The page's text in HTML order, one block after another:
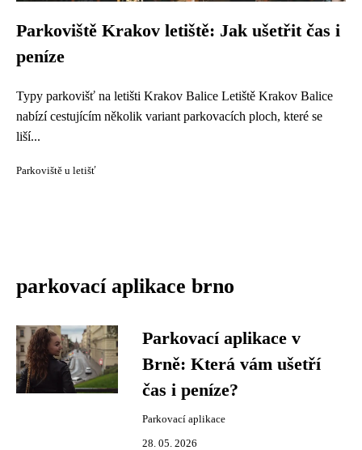
Parkoviště Krakov letiště: Jak ušetřit čas i
peníze
Typy parkovišť na letišti Krakov Balice Letiště Krakov Balice
nabízí cestujícím několik variant parkovacích ploch, které se
liší...
Parkoviště u letišť
parkovací aplikace brno
Parkovací aplikace v
Brně: Která vám ušetří
čas i peníze?
Parkovací aplikace
28. 05. 2026